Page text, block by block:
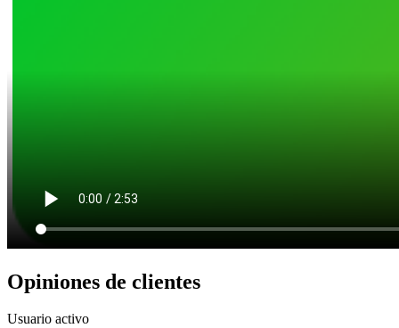
Opiniones de clientes
Usuario activo